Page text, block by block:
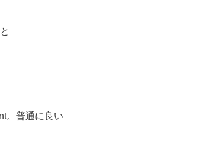
。普通に良い